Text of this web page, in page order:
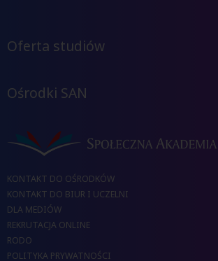
Oferta studiów
Ośrodki SAN
KONTAKT DO OŚRODKÓW
KONTAKT DO BIUR I UCZELNI
DLA MEDIÓW
REKRUTACJA ONLINE
RODO
POLITYKA PRYWATNOŚCI